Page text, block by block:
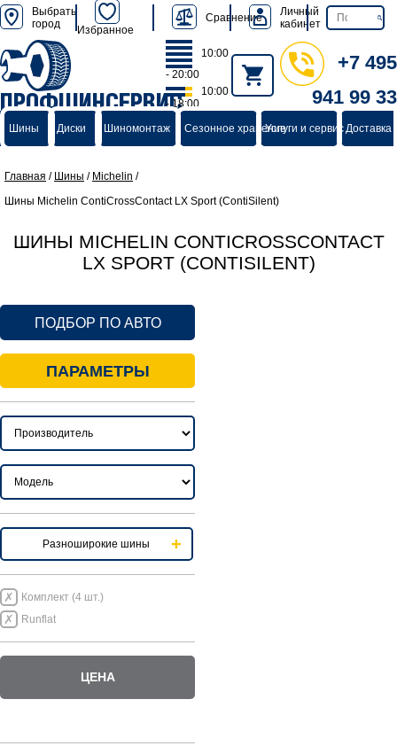
Выбрать
город
Избранное
Сравнение
Личный
кабинет
ПРОФШИНСЕРВИС
группа компаний
10:00
- 20:00
10:00
- 18:00
+7 495
941 99 33
Шины Диски Шиномонтаж Сезонное хранениеУслуги и сервисДоставка
Главная / Шины / Michelin /
Шины Michelin ContiCrossContact LX Sport (ContiSilent)
ШИНЫ MICHELIN CONTICROSSCONTACT
LX SPORT (CONTISILENT)
ПОДБОР ПО АВТО
ПАРАМЕТРЫ
Разноширокие шины
Комплект (4 шт.)
Runflat
ЦЕНА